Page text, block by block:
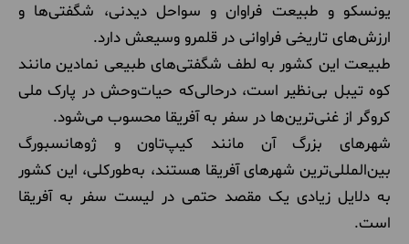
یونسکو و طبیعت فراوان و سواحل دیدنی، شگفتی‌ها و
ارزش‌های تاریخی فراوانی در قلمرو وسیعش دارد.
طبیعت این کشور به لطف شگفتی‌های طبیعی نمادین مانند
کوه تیبل بی‌نظیر است، درحالی‌که حیات‌وحش در پارک ملی
کروگر از غنی‌ترین‌ها در سفر به آفریقا محسوب می‌شود.
شهرهای بزرگ آن مانند کیپ‌تاون و ژوهانسبورگ
بین‌المللی‌ترین شهرهای آفریقا هستند، به‌طورکلی، این کشور
به دلایل زیادی یک مقصد حتمی در لیست سفر به آفریقا
است.